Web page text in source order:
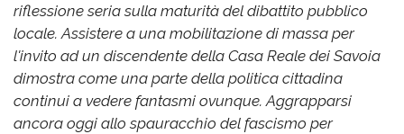
riflessione seria sulla maturità del dibattito pubblico
locale. Assistere a una mobilitazione di massa per
l'invito ad un discendente della Casa Reale dei Savoia
dimostra come una parte della politica cittadina
continui a vedere fantasmi ovunque. Aggrapparsi
ancora oggi allo spauracchio del fascismo per